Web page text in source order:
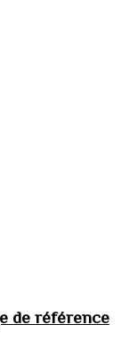
de référence